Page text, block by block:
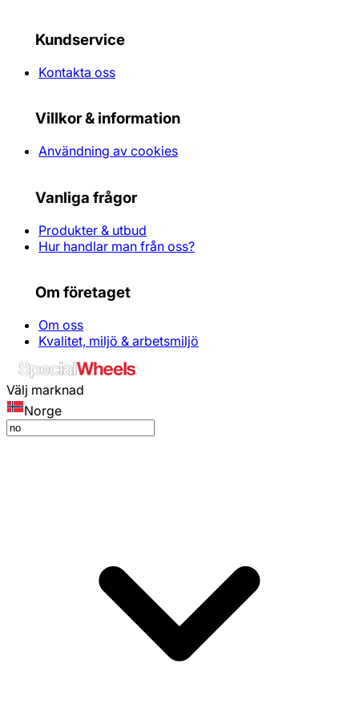
Kundservice
Kontakta oss
Villkor & information
Användning av cookies
Vanliga frågor
Produkter & utbud
Hur handlar man från oss?
Om företaget
Om oss
Kvalitet, miljö & arbetsmiljö
Välj marknad
Norge